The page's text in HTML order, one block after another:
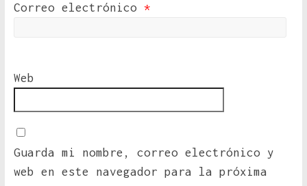
Correo electrónico *
Web
Guarda mi nombre, correo electrónico y
web en este navegador para la próxima